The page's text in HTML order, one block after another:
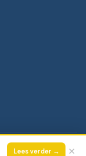
Alle rechten voorbehouden.
Lees verder → ✕